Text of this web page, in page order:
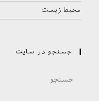
محیط زیست
جستجو در سایت